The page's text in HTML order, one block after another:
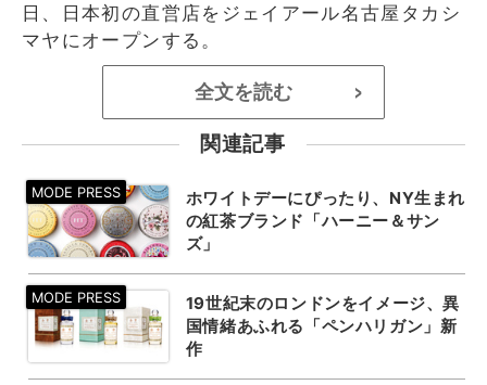
日、日本初の直営店をジェイアール名古屋タカシ
マヤにオープンする。
全文を読む >
関連記事
ホワイトデーにぴったり、NY生まれ
の紅茶ブランド「ハーニー＆サン
ズ」
19世紀末のロンドンをイメージ、異
国情緒あふれる「ペンハリガン」新
作